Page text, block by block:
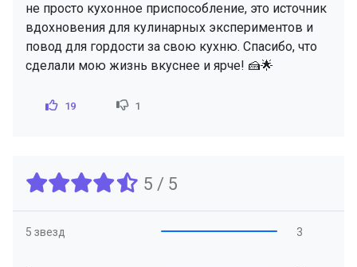
не просто кухонное приспособление, это источник
вдохновения для кулинарных экспериментов и
повод для гордости за свою кухню. Спасибо, что
сделали мою жизнь вкуснее и ярче! 🍰🌟
19 1
5 / 5
5 звезд 3